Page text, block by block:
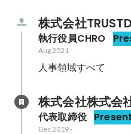
株式会社
執行役員CHRO
Aug 2021-
人事領域すべて
株式会社株式会
代表取締役 Present
Dec 2019-